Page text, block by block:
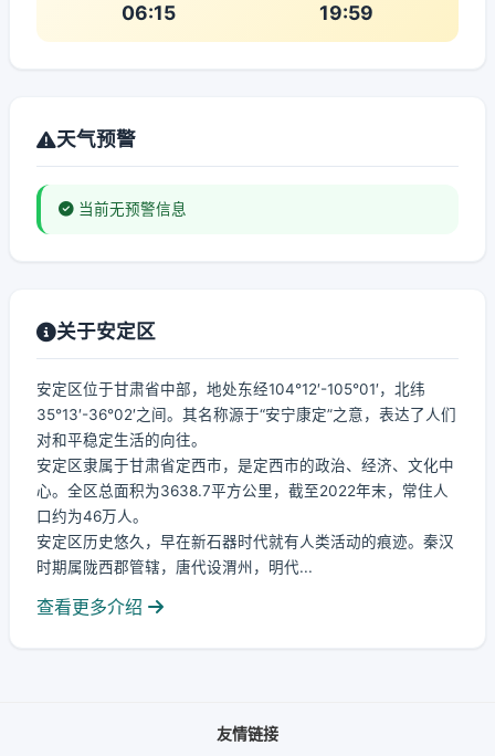
06:15 19:59
天气预警
当前无预警信息
关于安定区
安定区位于甘肃省中部，地处东经104°12′-105°01′，北纬
35°13′-36°02′之间。其名称源于“安宁康定”之意，表达了人们
对和平稳定生活的向往。
安定区隶属于甘肃省定西市，是定西市的政治、经济、文化中
心。全区总面积为3638.7平方公里，截至2022年末，常住人
口约为46万人。
安定区历史悠久，早在新石器时代就有人类活动的痕迹。秦汉
时期属陇西郡管辖，唐代设渭州，明代...
查看更多介绍
友情链接